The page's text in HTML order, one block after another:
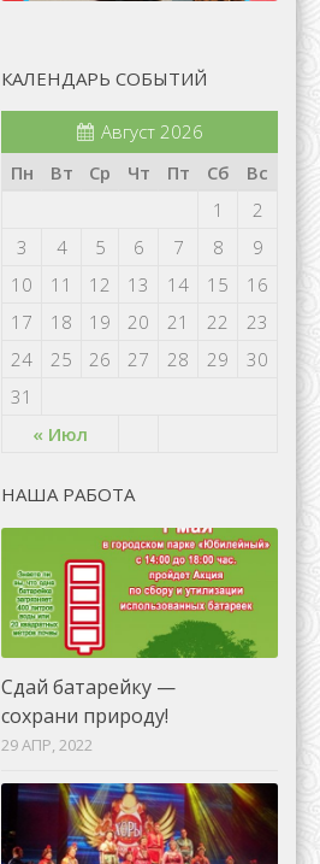
КАЛЕНДАРЬ СОБЫТИЙ
Август 2026
Пн
Вт Ср Чт Пт Сб Вс
« Июл
1
2
3
4 5 6 7 8
9
10
11 12 13 14 15
16
17
18 19 20 21 22
23
24
25 26 27 28 29
30
31
НАША РАБОТА
Сдай батарейку —
сохрани природу!
29 АПР, 2022